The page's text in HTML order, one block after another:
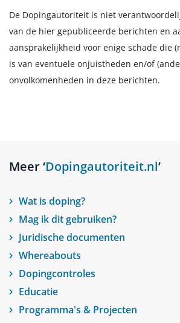
De Dopingautoriteit is niet
van de hier gepubliceerde berichten en
aansprakelijkheid voor enige schade die
is van eventuele onjuistheden en/of
onvolkomenheden in deze berichten.
Meer ‘Dopingautoriteit.nl’
Wat is doping?
Mag ik dit gebruiken?
Juridische documenten
Whereabouts
Dopingcontroles
Educatie
Programma's & Projecten